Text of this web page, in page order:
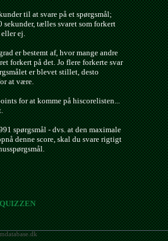
til at svare på et spørgsmål;
sekunder, tælles svaret som forkert
ej.
er bestemt af, hvor mange andre
forkert på det. Jo flere forkerte svar
er blevet stillet, desto
at være.
for at komme på hiscorelisten...
spørgsmål - dvs. at den maximale
denne score, skal du svare rigtigt